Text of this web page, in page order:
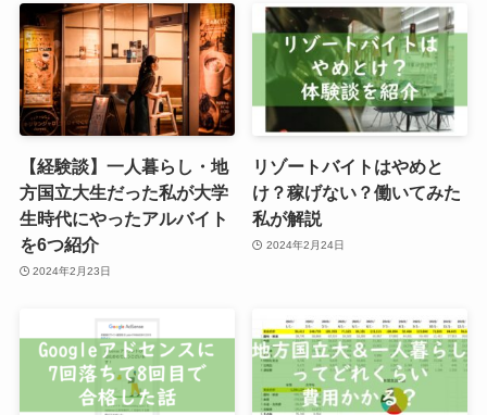
【経験談】一人暮らし・地
方国立大生だった私が大学
生時代にやったアルバイト
を6つ紹介
2024年2月23日
リゾートバイトはやめと
け？稼げない？働いてみた
私が解説
2024年2月24日